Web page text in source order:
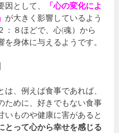
として、
「心の変化によ
が大きく影響しているよう
：８ほどで、心(魂）から
身体に与えるようです。
は、例えば食事であれば、
ために、好きでもない食事
いものや健康に害があると
とって心から幸せを感じる